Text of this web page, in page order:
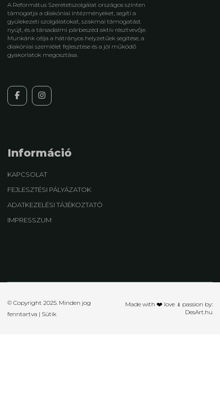
A Református Szeretetszolgálat országos szinten
támogatja a diakóniai intézményeket, segíti a
gyülekezeti szolgálatokat, szakmai támogatást
nyújt, és a társadalmi párbeszéd aktív résztvevője.
Munkánk célja a hátrányos helyzetűek segítése, a
diakóniai szemlélet fejlesztése és a jól működő
gyakorlatok megosztása.
Információ
KAPCSOLAT
FEJLESZTÉSI PÁLYÁZATOK
ADATKEZELÉSI TÁJÉKOZTATÓ
IMPRESSZUM
Made with ❤️ love ﹠passion by:
DesArt.hu
© Copyright 2025. Minden jog
fenntartva | Sütik